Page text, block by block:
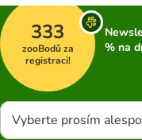
333
zooBodů za
registraci!
% na
Vyberte prosím